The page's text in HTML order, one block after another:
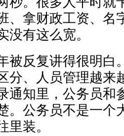
、拿财政工资、名
没有这么宽。
被反复讲得很明白
分、人员管理越来
通知里，公务员和
。公务员不是一个
里装。